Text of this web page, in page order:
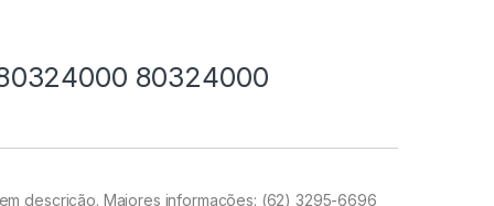
80324000
descrição. Maiores informações: (62) 3295-6696